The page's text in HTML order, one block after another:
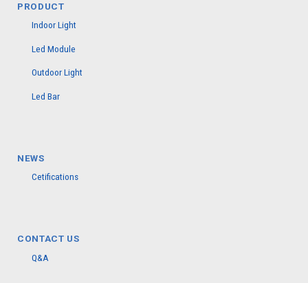
PRODUCT
Indoor Light
Led Module
Outdoor Light
Led Bar
NEWS
Cetifications
CONTACT US
Q&A